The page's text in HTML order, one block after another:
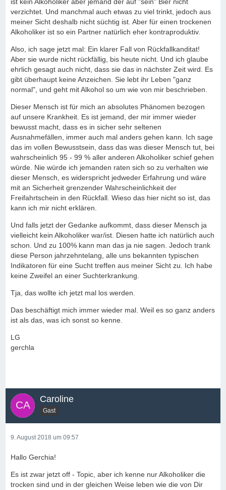
verzichtet. Und manchmal auch etwas zu viel trinkt, jedoch aus
meiner Sicht deshalb nicht süchtig ist. Aber für einen trockenen
Alkoholiker ist so ein Partner natürlich eher kontraproduktiv.
Also, ich sage jetzt mal: Ein klarer Fall von Rückfallkanditat!
Aber sie wurde nicht rückfällig, bis heute nicht. Und ich glaube
ehrlich gesagt auch nicht, dass sie das in nächster Zeit wird. Es
gibt überhaupt keine Anzeichen. Sie lebt ihr Leben "ganz
normal", und geht mit Alkohol so um wie von mir beschrieben.
Dieser Mensch ist für mich an absolutes Phänomen bezogen
auf unsere Krankheit. Es ist jemand, der mir immer wieder
bewusst macht, dass es in sicher sehr seltenen
Ausnahmefällen, immer auch mal anders gehen kann. Ich sage
das im vollen Bewusstsein, dass das was dieser Mensch tut, bei
wahrscheinlich 95 - 99 % aller anderen Alkoholiker schief gehen
würde. Nie würde ich jemanden raten sich so zu verhalten wie
dieser Mensch, es widerspricht jedweder Erfahrung und wäre
mit an Sicherheit grenzender Wahrscheinlichkeit der
Freifahrtschein in den Rückfall. Wieso das hier nicht so ist, das
kann ich mir nicht erklären.
Und falls jetzt der Gedanke aufkommt, dass dieser Mensch ja
vielleicht kein Alkoholiker war/ist. Diesen hatte ich natürlich auch
schon. Und zu 100% kann man das ja nie sagen. Jedoch trank
diese Person jahrzehntelang, alle uns bekannten typischen
Indikatoren für eine Sucht treffen aus meiner Sicht zu. Ich habe
keine Zweifel an einer Suchterkrankung.
Tja, das wollte ich jetzt mal los werden.
Das beschäftigt mich immer wieder mal. Weil es so ganz anders
ist als das, was ich sonst so kenne.
LG
gerchla
Caroline
Gast
9. August 2018 um 09:57
Hallo Gerchia!
Es ist zwar jetzt off - Topic, aber ich kenne nur Alkoholiker die
trocken sind und in der gleichen Weise leben wie die von Dir